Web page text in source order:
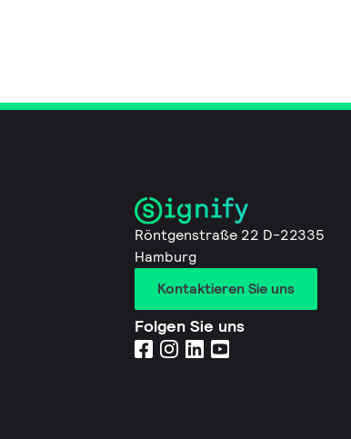
Röntgenstraße 22 D-22335
Hamburg
Kontaktieren Sie uns
Folgen Sie uns